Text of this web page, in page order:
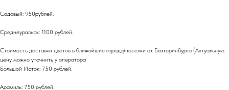
Садовый: 950рублей.
Среднеуральск: 1100 рублей.
Стоимость доставки цветов в ближайшие города/поселки от Екатеринбурга (Актуальную
цену можно уточнить у оператора
Большой Исток: 750 рублей.
Арамиль: 750 рублей.